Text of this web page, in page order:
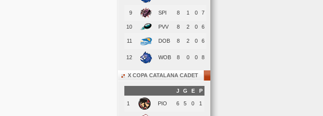
9 SPI 8 1 0 7
10 PVV 8 2 0 6
11 DOB 8 2 0 6
12 WOB 8 0 0 8
X COPA CATALANA CADET
J G E P
1 PIO 6 5 0 1